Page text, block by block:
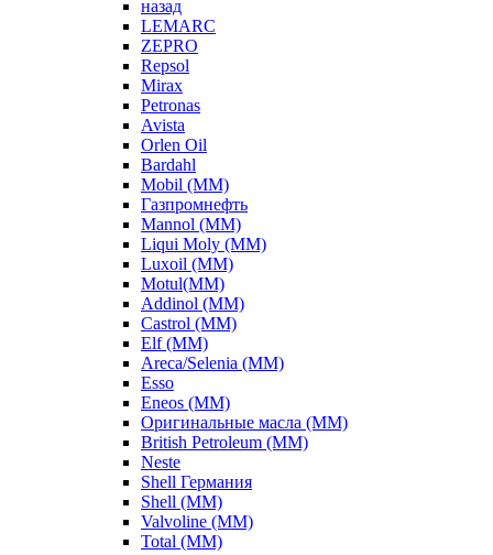
назад
LEMARC
ZEPRO
Repsol
Mirax
Petronas
Avista
Orlen Oil
Bardahl
Mobil (ММ)
Газпромнефть
Mannol (ММ)
Liqui Moly (ММ)
Luxoil (ММ)
Motul(ММ)
Addinol (ММ)
Castrol (ММ)
Elf (ММ)
Areca/Selenia (ММ)
Esso
Eneos (ММ)
Оригинальные масла (ММ)
British Petroleum (ММ)
Neste
Shell Германия
Shell (ММ)
Valvoline (ММ)
Total (ММ)